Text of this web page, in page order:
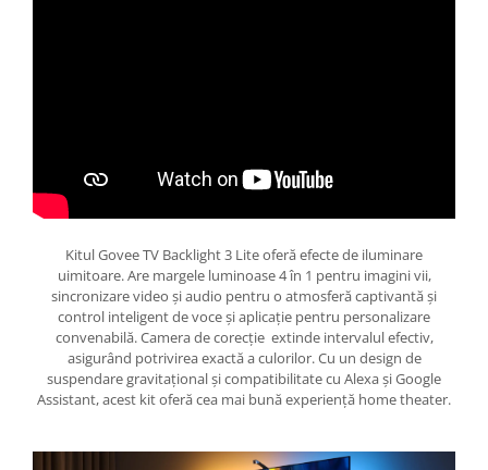
Kitul Govee TV Backlight 3 Lite oferă efecte de iluminare
uimitoare. Are margele luminoase 4 în 1 pentru imagini vii,
sincronizare video și audio pentru o atmosferă captivantă și
control inteligent de voce și aplicație pentru personalizare
convenabilă. Camera de corecție extinde intervalul efectiv,
asigurând potrivirea exactă a culorilor. Cu un design de
suspendare gravitațional și compatibilitate cu Alexa și Google
Assistant, acest kit oferă cea mai bună experiență home theater.